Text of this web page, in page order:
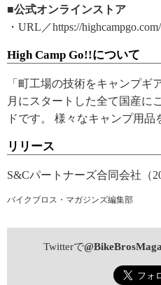
■公式オンラインストア
・URL／https://highcampgo.com/
High Camp Go!!について
「町工場の技術をキャンプギ
月にスタートした全て国産に
ドです。 様々なキャンプ用品
リリース
S&Cパートナーズ合同会社（
バイクブロス・マガジンズ編集部
Twitterで